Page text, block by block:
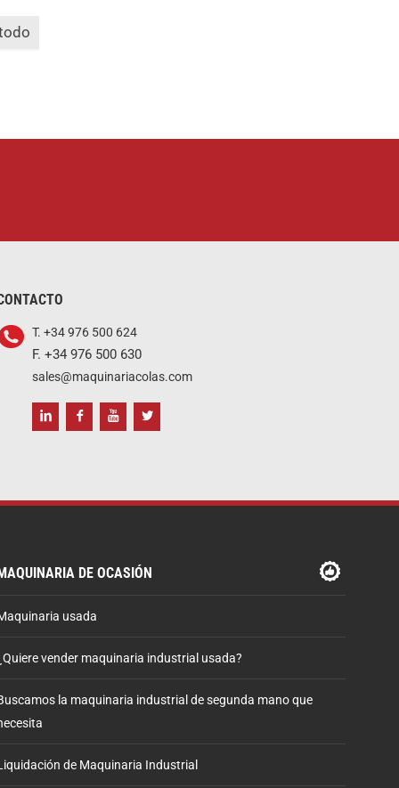
T. +34 976 500 624
F. +34 976 500 630
sales@maquinariacolas.com
DE OCASIÓN
usada
vender maquinaria industrial usada?
la maquinaria industrial de segunda mano que
de Maquinaria Industrial